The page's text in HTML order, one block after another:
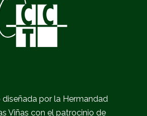
diseñada por la Hermandad
Viñas con el patrocinio de